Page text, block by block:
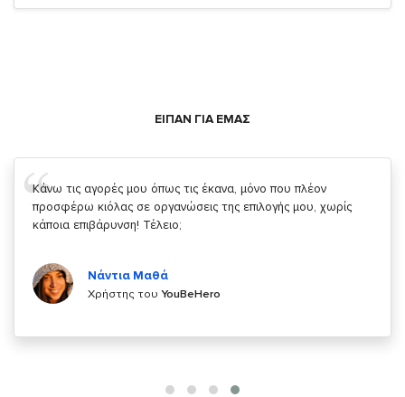
ΕΙΠΑΝ ΓΙΑ ΕΜΑΣ
Σας ευχαριστώ που μας δίνετε την δυνατότητα να κάνουμε
κάτι!
Χρήστης τουYouBeHero